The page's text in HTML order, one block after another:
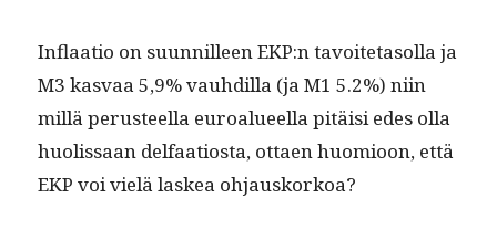
Inflaa­tio on suun­nilleen EKP:n tavoite­ta­sol­la ja
M3 kas­vaa 5,9% vauhdil­la (ja M1 5.2%) niin
mil­lä perus­teel­la euroalueel­la pitäisi edes olla
huolis­saan delfaa­tios­ta, ottaen huomioon, että
EKP voi vielä laskea ohjauskorkoa?